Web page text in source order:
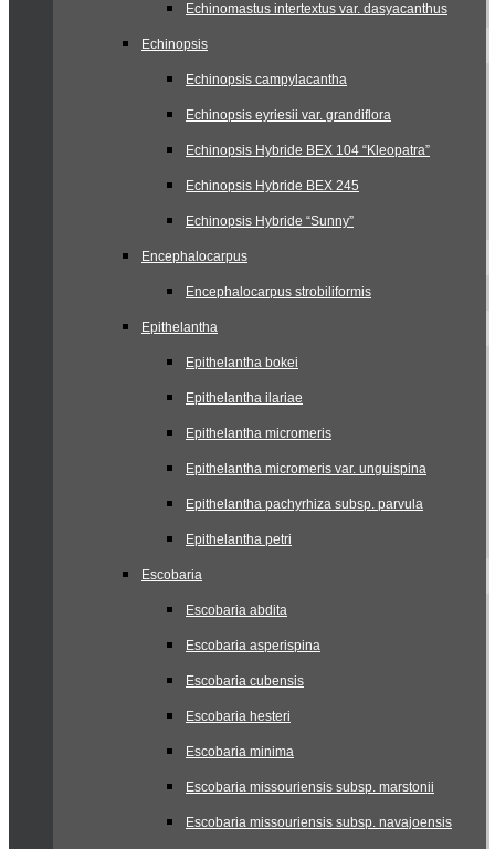
Echinomastus intertextus var. dasyacanthus
Echinopsis
Echinopsis campylacantha
Echinopsis eyriesii var. grandiflora
Echinopsis Hybride BEX 104 “Kleopatra”
Echinopsis Hybride BEX 245
Echinopsis Hybride “Sunny”
Encephalocarpus
Encephalocarpus strobiliformis
Epithelantha
Epithelantha bokei
Epithelantha ilariae
Epithelantha micromeris
Epithelantha micromeris var. unguispina
Epithelantha pachyrhiza subsp. parvula
Epithelantha petri
Escobaria
Escobaria abdita
Escobaria asperispina
Escobaria cubensis
Escobaria hesteri
Escobaria minima
Escobaria missouriensis subsp. marstonii
Escobaria missouriensis subsp. navajoensis